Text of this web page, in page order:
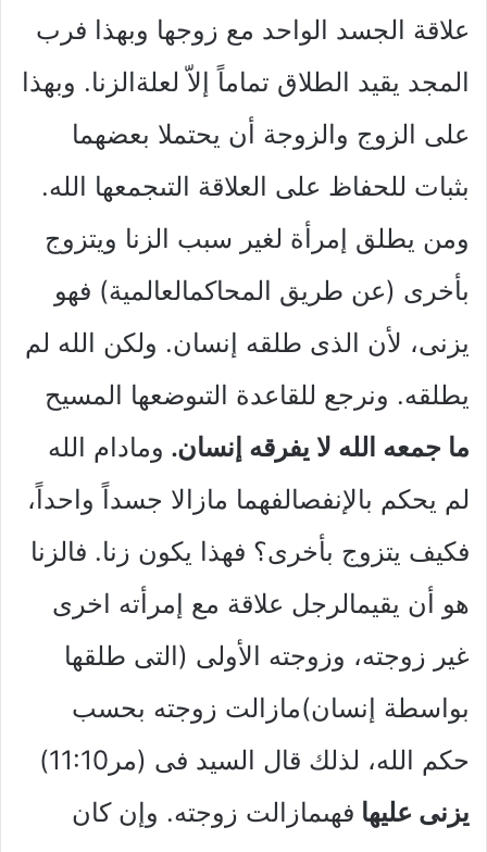
علاقة الجسد الواحد مع زوجها وبهذا فرب
المجد يقيد الطلاق تماماً إلاّ لعلةالزنا. وبهذا
على الزوج والزوجة أن يحتملا بعضهما
بثبات للحفاظ على العلاقة التىجمعها الله.
ومن يطلق إمرأة لغير سبب الزنا ويتزوج
بأخرى (عن طريق المحاكمالعالمية) فهو
يزنى، لأن الذى طلقه إنسان. ولكن الله لم
يطلقه. ونرجع للقاعدة التىوضعها المسيح
ما جمعه الله لا يفرقه إنسان. ومادام الله
لم يحكم بالإنفصالفهما مازالا جسداً واحداً،
فكيف يتزوج بأخرى؟ فهذا يكون زنا. فالزنا
هو أن يقيمالرجل علاقة مع إمرأته اخرى
غير زوجته، وزوجته الأولى (التى طلقها
بواسطة إنسان)مازالت زوجته بحسب
حكم الله، لذلك قال السيد فى (مر11:10)
يزنى عليها فهىمازالت زوجته. وإن كان